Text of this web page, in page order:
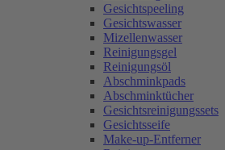
Gesichtspeeling
Gesichtswasser
Mizellenwasser
Reinigungsgel
Reinigungsöl
Abschminkpads
Abschminktücher
Gesichtsreinigungssets
Gesichtsseife
Make-up-Entferner